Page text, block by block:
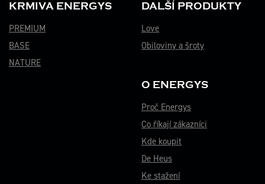
KRMIVA ENERGYS
PREMIUM
BASE
NATURE
DALŠÍ PRODUKTY
Love
Obiloviny a šroty
O ENERGYS
Proč Energys
Co říkají zákazníci
Kde koupit
De Heus
Ke stažení